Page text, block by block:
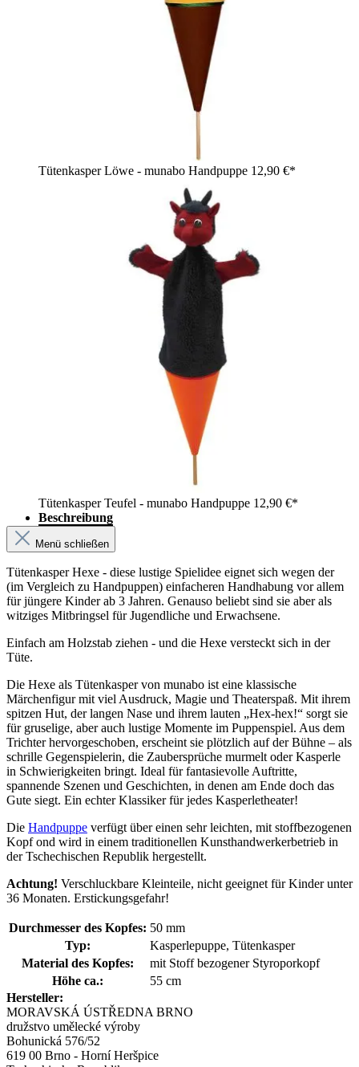
Tütenkasper Löwe - munabo Handpuppe 12,90 €*
Tütenkasper Teufel - munabo Handpuppe 12,90 €*
Beschreibung
Menü schließen
Tütenkasper Hexe - diese lustige Spielidee eignet sich wegen der
(im Vergleich zu Handpuppen) einfacheren Handhabung vor allem
für jüngere Kinder ab 3 Jahren. Genauso beliebt sind sie aber als
witziges Mitbringsel für Jugendliche und Erwachsene.
Einfach am Holzstab ziehen - und die Hexe versteckt sich in der
Tüte.
Die Hexe als Tütenkasper von munabo ist eine klassische
Märchenfigur mit viel Ausdruck, Magie und Theaterspaß. Mit ihrem
spitzen Hut, der langen Nase und ihrem lauten „Hex-hex!“ sorgt sie
für gruselige, aber auch lustige Momente im Puppenspiel. Aus dem
Trichter hervorgeschoben, erscheint sie plötzlich auf der Bühne – als
schrille Gegenspielerin, die Zaubersprüche murmelt oder Kasperle
in Schwierigkeiten bringt. Ideal für fantasievolle Auftritte,
spannende Szenen und Geschichten, in denen am Ende doch das
Gute siegt. Ein echter Klassiker für jedes Kasperletheater!
Die Handpuppe verfügt über einen sehr leichten, mit stoffbezogenen
Kopf ond wird in einem traditionellen Kunsthandwerkerbetrieb in
der Tschechischen Republik hergestellt.
Achtung! Verschluckbare Kleinteile, nicht geeignet für Kinder unter
36 Monaten. Erstickungsgefahr!
Durchmesser des Kopfes: 50 mm
Typ:
Kasperlepuppe, Tütenkasper
Material des Kopfes:
mit Stoff bezogener Styroporkopf
Höhe ca.:
55 cm
Hersteller:
MORAVSKÁ ÚSTŘEDNA BRNO
družstvo umělecké výroby
Bohunická 576/52
619 00 Brno - Horní Heršpice